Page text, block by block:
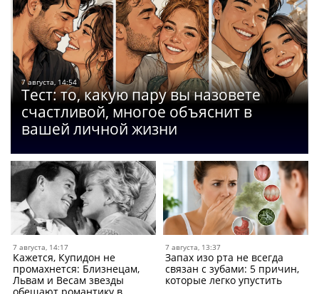
7 августа, 14:54
Тест: то, какую пару вы назовете
счастливой, многое объяснит в
вашей личной жизни
7 августа, 14:17
Кажется, Купидон не
промахнется: Близнецам,
Львам и Весам звезды
7 августа, 13:37
Запах изо рта не всегда
связан с зубами: 5 причин,
которые легко упустить